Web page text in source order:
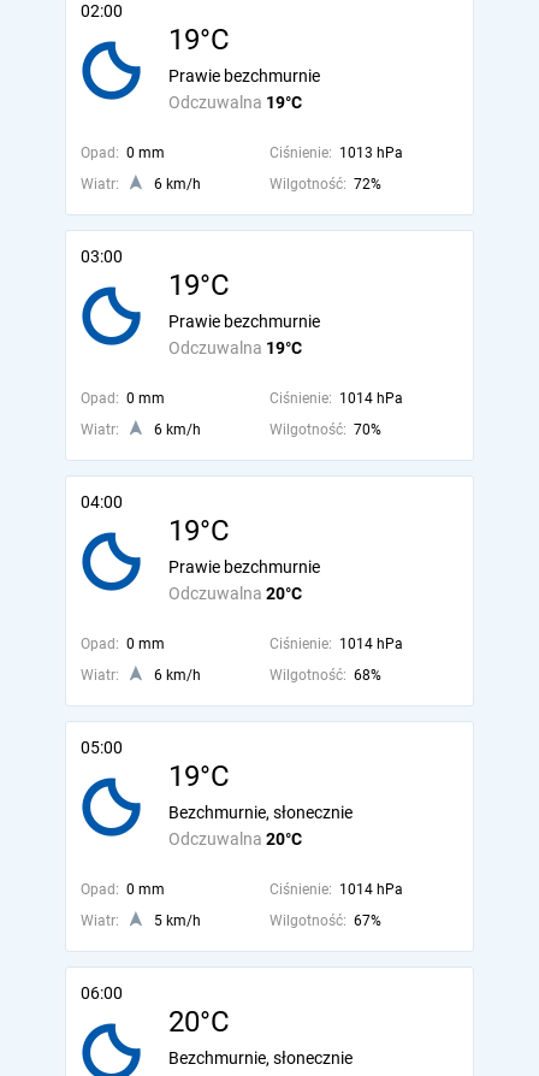
02:00
19°C
Odczuwalna 19°C
Prawie bezchmurnie
Opad: 0 mm Ciśnienie: 1013 hPa
Wiatr:
6 km/h Wilgotność: 72%
03:00
19°C
Odczuwalna 19°C
Prawie bezchmurnie
Opad: 0 mm Ciśnienie: 1014 hPa
Wiatr:
6 km/h Wilgotność: 70%
04:00
19°C
Odczuwalna 20°C
Prawie bezchmurnie
Opad: 0 mm Ciśnienie: 1014 hPa
Wiatr:
6 km/h Wilgotność: 68%
05:00
19°C
Odczuwalna 20°C
Bezchmurnie, słonecznie
Opad: 0 mm Ciśnienie: 1014 hPa
Wiatr:
5 km/h Wilgotność: 67%
06:00
20°C
Bezchmurnie, słonecznie